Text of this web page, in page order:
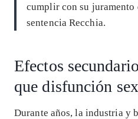
cumplir con su juramento
sentencia Recchia.
Efectos
que disfunción
Durante años, la industria y